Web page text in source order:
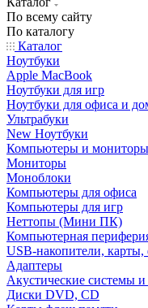
По всему сайту
По каталогу
Каталог
Ноутбуки
Apple MacBook
Ноутбуки для игр
Ноутбуки для офиса и
Ультрабуки
New Ноутбуки
Компьютеры и мониторы
Мониторы
Моноблоки
Компьютеры для офиса
Компьютеры для игр
Неттопы (Мини ПК)
Компьютерная
USB-накопители,
Адаптеры
Акустические системы
Диски DVD, CD